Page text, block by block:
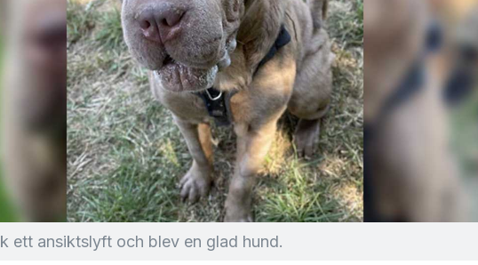
ett ansiktslyft och blev en glad hund.